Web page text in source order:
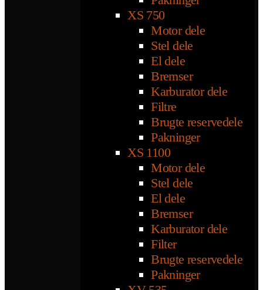
XS 750
Motor dele
Stel dele
El dele
Bremser
Karburator dele
Filtre
Brugte reservedele
Pakninger
XS 1100
Motor dele
Stel dele
El dele
Bremser
Karburator dele
Filter
Brugte reservedele
Pakninger